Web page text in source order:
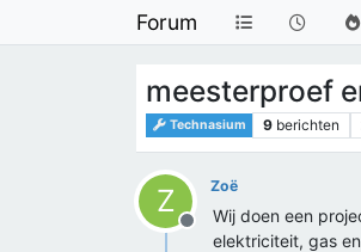
Forum
meesterproef
Technasium 9 berichten
Z
Offline
Zoë
Wij doen een
elektriciteit, gas